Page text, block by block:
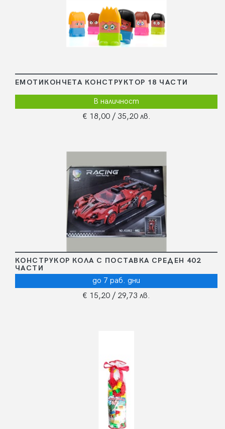
ЕМОТИКОНЧЕТА КОНСТРУКТОР 18 ЧАСТИ
В наличност
€ 18,00 / 35,20 лв.
КОНСТРУКОР КОЛА С ПОСТАВКА СРЕДЕН 402
ЧАСТИ
до 7 раб. дни
€ 15,20 / 29,73 лв.